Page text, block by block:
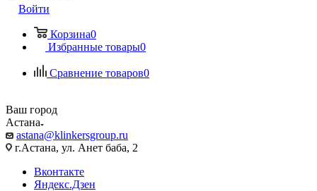
Войти
Корзина0
Избранные товары0
Сравнение товаров0
Ваш город
Астана
astana@klinkersgroup.ru
г.Астана, ул. Анет баба, 2
Вконтакте
Яндекс.Дзен